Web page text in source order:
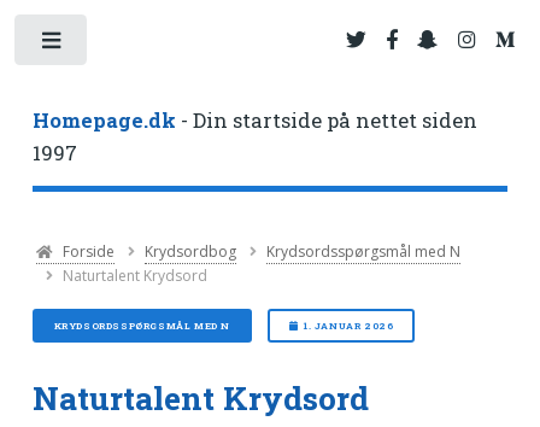
Homepage.dk - Din startside på nettet siden
1997
Forside Krydsordbog
Krydsordsspørgsmål med N
Naturtalent Krydsord
KRYDSORDSSPØRGSMÅL MED N 1. JANUAR 2026
Naturtalent Krydsord